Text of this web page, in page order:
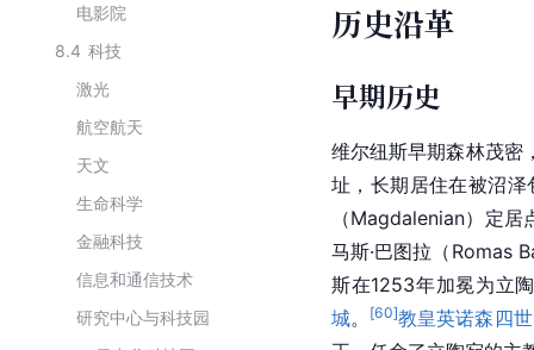
电影院
8.4 科技
激光
航空航天
天文
生命科学
金融科技
信息和通信技术
研究中心与科技园
历史沿革
早期历史
维尔纽斯早期森林茂密
址，长期居住在被沼泽
（Magdalenian）定
马斯·巴图拉（Romas
斯在1253年加冕为立
城。 [60]教皇英诺森四世